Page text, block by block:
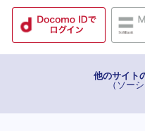
他のサイト
（ソー